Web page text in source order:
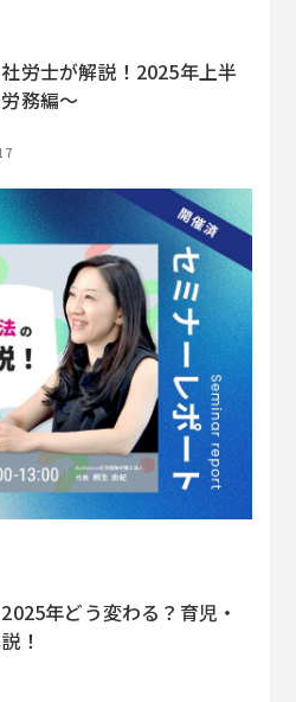
労士が解説！2025年上半
務編～
年どう変わる？育児・
！